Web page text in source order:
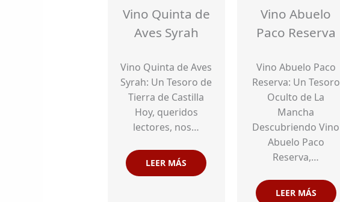
Vino Quinta de
Aves Syrah
Vino Quinta de Aves
Syrah: Un Tesoro de
Tierra de Castilla
Hoy, queridos
lectores, nos…
LEER MÁS
Vino Abuelo
Paco Reserva
Vino Abuelo Paco
Reserva: Un Tesoro
Oculto de La
Mancha
Descubriendo Vino
Abuelo Paco
Reserva,…
LEER MÁS